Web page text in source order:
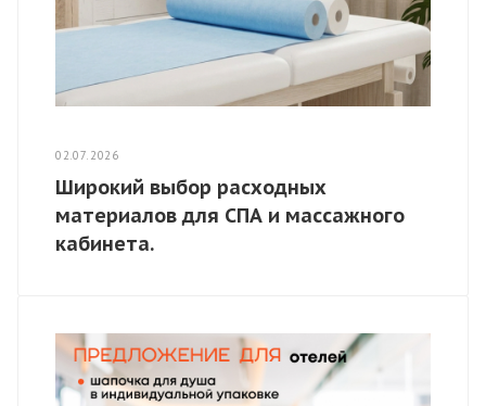
02.07.2026
Широкий выбор расходных
материалов для СПА и массажного
кабинета.